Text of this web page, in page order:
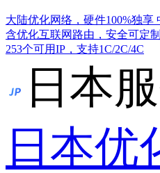
大陆优化网络，硬件100%独享
含优化互联网路由，安全可定制
253个可用IP，支持1C/2C/4C
日本
日本优